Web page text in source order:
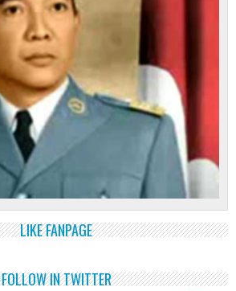
LIKE FANPAGE
FOLLOW IN TWITTER